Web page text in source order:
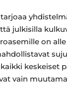
julkisilla
on
keskeiset
vain